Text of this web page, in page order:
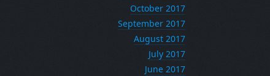
October 2017
September 2017
August 2017
July 2017
June 2017